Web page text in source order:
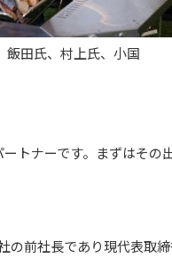
飯田氏、村上氏、小国
トナーです。まずはその
前社長であり現代表取